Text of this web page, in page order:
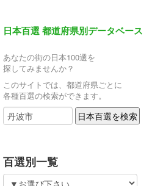
日本百選 都道府県別データベース
あなたの街の日本100選を
探してみませんか？
このサイトでは、都道府県ごとに
各種百選の検索ができます。
百選別一覧